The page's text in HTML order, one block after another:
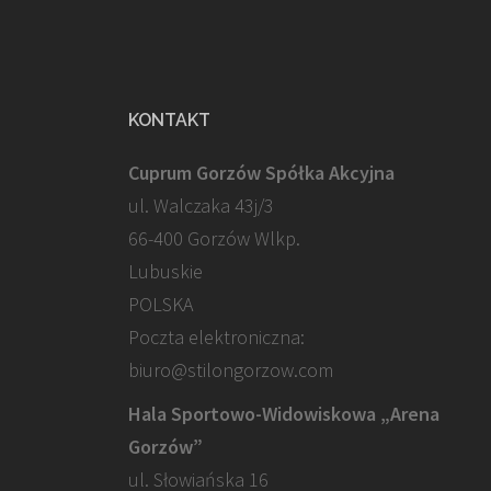
KONTAKT
Cuprum Gorzów Spółka Akcyjna
ul. Walczaka 43j/3
66-400 Gorzów Wlkp.
Lubuskie
POLSKA
Poczta elektroniczna:
biuro@stilongorzow.com
Hala Sportowo-Widowiskowa „Arena
Gorzów”
ul. Słowiańska 16